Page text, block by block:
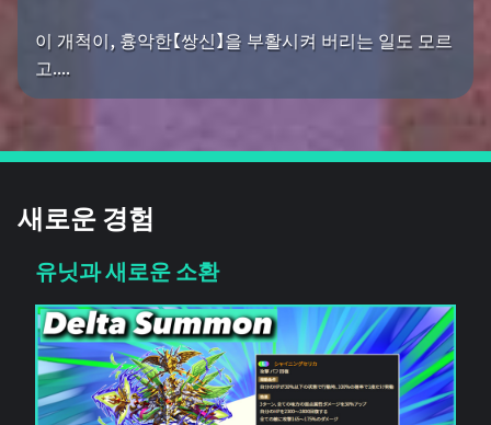
이 개척이, 흉악한【쌍신】을 부활시켜 버리는 일도 모르
고....
새로운 경험
유닛과 새로운 소환